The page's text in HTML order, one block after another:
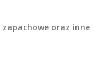
oraz